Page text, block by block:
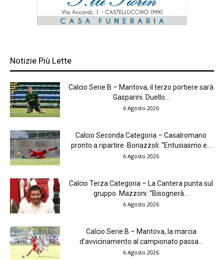
Notizie Più Lette
Calcio Serie B – Mantova, il terzo portiere sarà
Gasparini. Duello...
6 Agosto 2026
Calcio Seconda Categoria – Casalromano
pronto a ripartire. Bonazzoli: “Entusiasmo e...
6 Agosto 2026
Calcio Terza Categoria – La Cantera punta sul
gruppo. Mazzoni: “Bisognerà...
6 Agosto 2026
Calcio Serie B – Mantova, la marcia
d’avvicinamento al campionato passa...
6 Agosto 2026